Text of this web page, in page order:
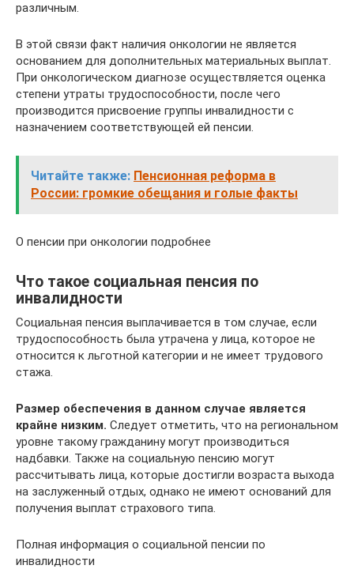
различным.
В этой связи факт наличия онкологии не является
основанием для дополнительных материальных выплат.
При онкологическом диагнозе осуществляется оценка
степени утраты трудоспособности, после чего
производится присвоение группы инвалидности с
назначением соответствующей ей пенсии.
Читайте также: Пенсионная реформа в
России: громкие обещания и голые факты
О пенсии при онкологии подробнее
Что такое социальная пенсия по
инвалидности
Социальная пенсия выплачивается в том случае, если
трудоспособность была утрачена у лица, которое не
относится к льготной категории и не имеет трудового
стажа.
Размер обеспечения в данном случае является
крайне низким. Следует отметить, что на региональном
уровне такому гражданину могут производиться
надбавки. Также на социальную пенсию могут
рассчитывать лица, которые достигли возраста выхода
на заслуженный отдых, однако не имеют оснований для
получения выплат страхового типа.
Полная информация о социальной пенсии по
инвалидности